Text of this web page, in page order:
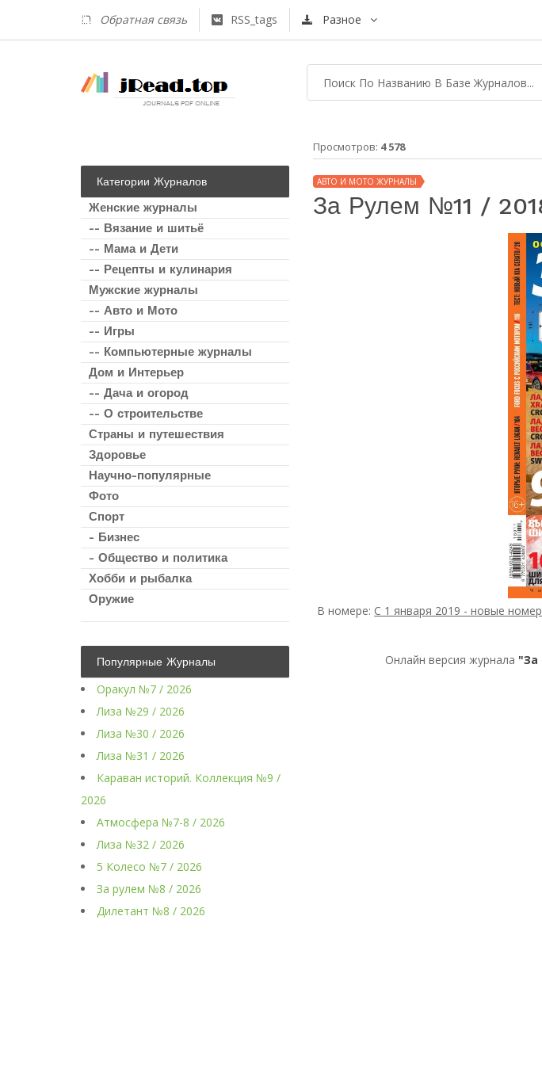
Обратная связь RSS_tags Разное
Категории Журналов
Женские журналы
-- Вязание и шитьё
-- Мама и Дети
-- Рецепты и кулинария
Мужские журналы
-- Авто и Мото
-- Игры
-- Компьютерные журналы
Дом и Интерьер
-- Дача и огород
-- О строительстве
Страны и путешествия
Здоровье
Научно-популярные
Фото
Спорт
- Бизнес
- Общество и политика
Хобби и рыбалка
Оружие
Популярные Журналы
Оракул №7 / 2026
Лиза №29 / 2026
Лиза №30 / 2026
Лиза №31 / 2026
Караван историй. Коллекция №9 /
2026
Атмосфера №7-8 / 2026
Лиза №32 / 2026
5 Колесо №7 / 2026
За рулем №8 / 2026
Дилетант №8 / 2026
Просмотров: 4 578
АВТО И МОТО ЖУРНАЛЫ
За Рулем №11 /
В номере: С 1 января 2019 - новые
Онлайн версия журнала "За